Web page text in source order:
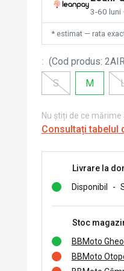
3-60 luni
* estimat — rata
: (Cod produs:
S
M
Nu știți de ce mărime
Consultați tabelul
Livrare la
Disponibil
-
Stoc
BBMoto
BBMoto